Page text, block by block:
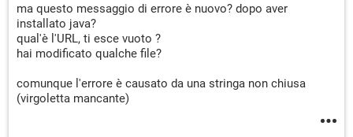
ma questo messaggio di errore è nuovo? dopo aver
installato java?
qual'è l'URL, ti esce vuoto ?
hai modificato qualche file?
comunque l'errore è causato da una stringa non chiusa
(virgoletta mancante)